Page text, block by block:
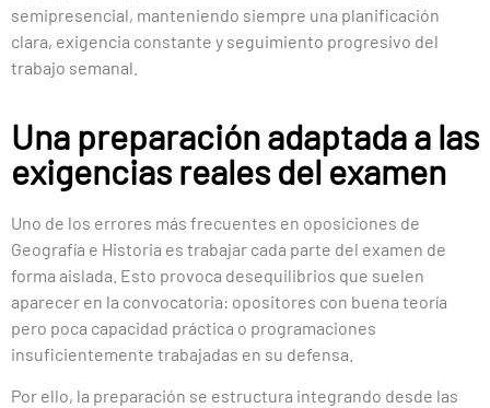
semipresencial, manteniendo siempre una planificación
clara, exigencia constante y seguimiento progresivo del
trabajo semanal.
Una preparación adaptada a las
exigencias reales del examen
Uno de los errores más frecuentes en oposiciones de
Geografía e Historia es trabajar cada parte del examen de
forma aislada. Esto provoca desequilibrios que suelen
aparecer en la convocatoria: opositores con buena teoría
pero poca capacidad práctica o programaciones
insuficientemente trabajadas en su defensa.
Por ello, la preparación se estructura integrando desde las